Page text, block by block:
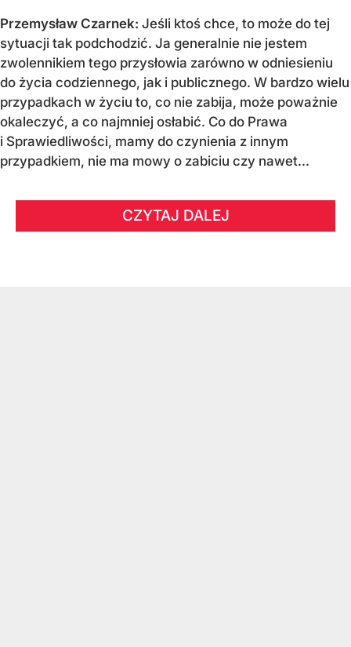
Przemysław Czarnek: Jeśli ktoś chce, to może do tej
sytuacji tak podchodzić. Ja generalnie nie jestem
zwolennikiem tego przysłowia zarówno w odniesieniu
do życia codziennego, jak i publicznego. W bardzo wielu
przypadkach w życiu to, co nie zabija, może poważnie
okaleczyć, a co najmniej osłabić. Co do Prawa
i Sprawiedliwości, mamy do czynienia z innym
przypadkiem, nie ma mowy o zabiciu czy nawet...
CZYTAJ DALEJ